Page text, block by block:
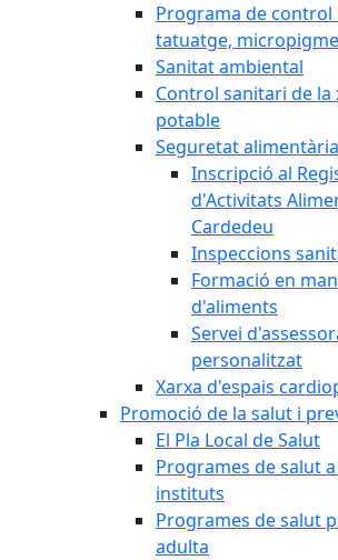
Programa de control
tatuatge,
Sanitat ambiental
Control sanitari de la
potable
Seguretat alimentària
Inscripció al
d'Activitats
Cardedeu
Inspeccions
Formació en
d'aliments
Servei
personalitzat
Xarxa d'espais
Promoció de la salut i
El Pla Local de Salut
Programes de salut
instituts
Programes de salut
adulta